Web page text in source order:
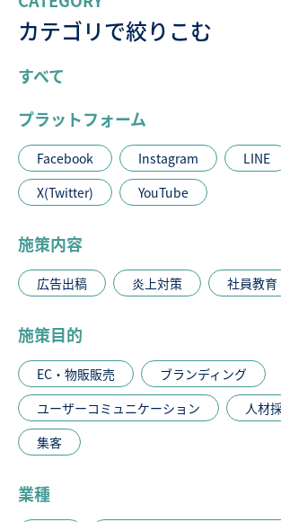
カテゴリで絞りこむ
すべて
プラットフォーム
Facebook Instagram LINE
X(Twitter)
YouTube
施策内容
広告出稿 炎上対策 社員教育
施策目的
EC・物販販売
ブランディング
ユーザーコミュニケーション
人材
集客
業種